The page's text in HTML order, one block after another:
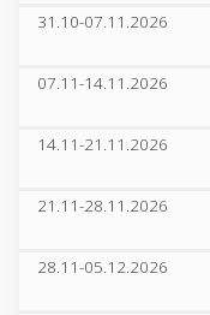
31.10-07.11.2026
07.11-14.11.2026
14.11-21.11.2026
21.11-28.11.2026
28.11-05.12.2026